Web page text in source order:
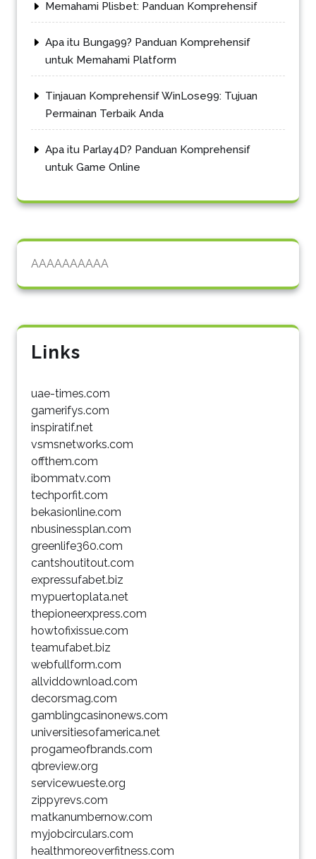
Memahami Plisbet: Panduan Komprehensif
Apa itu Bunga99? Panduan Komprehensif
untuk Memahami Platform
Tinjauan Komprehensif WinLose99: Tujuan
Permainan Terbaik Anda
Apa itu Parlay4D? Panduan Komprehensif
untuk Game Online
AAAAAAAAAA
Links
uae-times.com
gamerifys.com
inspiratif.net
vsmsnetworks.com
offthem.com
ibommatv.com
techporfit.com
bekasionline.com
nbusinessplan.com
greenlife360.com
cantshoutitout.com
expressufabet.biz
mypuertoplata.net
thepioneerxpress.com
howtofixissue.com
teamufabet.biz
webfullform.com
allviddownload.com
decorsmag.com
gamblingcasinonews.com
universitiesofamerica.net
progameofbrands.com
qbreview.org
servicewueste.org
zippyrevs.com
matkanumbernow.com
myjobcirculars.com
healthmoreoverfitness.com